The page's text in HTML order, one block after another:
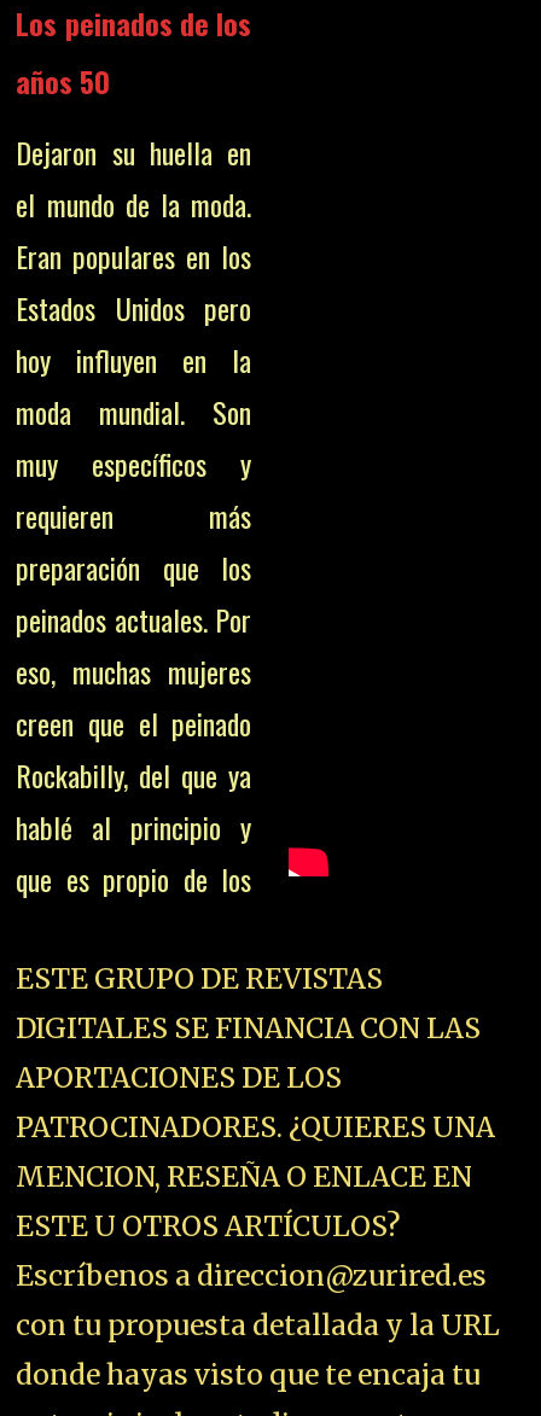
Los peinados de los
años 50
Dejaron su huella en
el mundo de la moda.
Eran populares en los
Estados Unidos pero
hoy influyen en la
moda mundial. Son
muy específicos y
requieren más
preparación que los
peinados actuales. Por
eso, muchas mujeres
creen que el peinado
Rockabilly, del que ya
hablé al principio y
que es propio de los
ESTE GRUPO DE REVISTAS
DIGITALES SE FINANCIA CON LAS
APORTACIONES DE LOS
PATROCINADORES. ¿QUIERES UNA
MENCION, RESEÑA O ENLACE EN
ESTE U OTROS ARTÍCULOS?
Escríbenos a direccion@zurired.es
con tu propuesta detallada y la URL
donde hayas visto que te encaja tu